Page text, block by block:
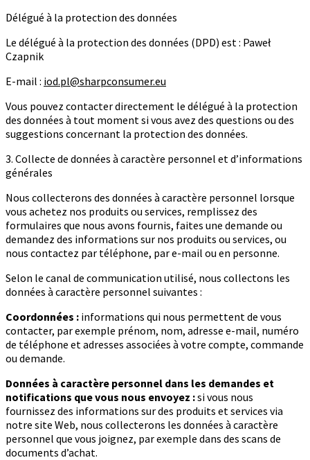
Délégué à la protection des données
Le délégué à la protection des données (DPD) est : Paweł
Czapnik
E-mail : iod.pl@sharpconsumer.eu
Vous pouvez contacter directement le délégué à la protection
des données à tout moment si vous avez des questions ou des
suggestions concernant la protection des données.
3. Collecte de données à caractère personnel et d’informations
générales
Nous collecterons des données à caractère personnel lorsque
vous achetez nos produits ou services, remplissez des
formulaires que nous avons fournis, faites une demande ou
demandez des informations sur nos produits ou services, ou
nous contactez par téléphone, par e-mail ou en personne.
Selon le canal de communication utilisé, nous collectons les
données à caractère personnel suivantes :
Coordonnées : informations qui nous permettent de vous
contacter, par exemple prénom, nom, adresse e-mail, numéro
de téléphone et adresses associées à votre compte, commande
ou demande.
Données à caractère personnel dans les demandes et
notifications que vous nous envoyez :si vous nous
fournissez des informations sur des produits et services via
notre site Web, nous collecterons les données à caractère
personnel que vous joignez, par exemple dans des scans de
documents d’achat.